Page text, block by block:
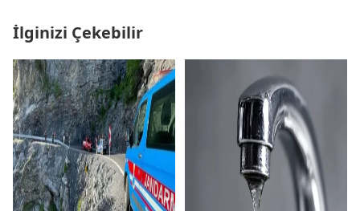
İlginizi Çekebilir